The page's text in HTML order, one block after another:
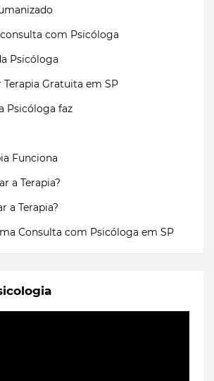
com Psicóloga
Psicóloga
Gratuita em SP
Psicóloga faz
Funciona
a Terapia?
a Terapia?
Consulta com Psicóloga em SP